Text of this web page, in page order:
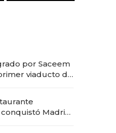
por Saceem
viaducto de
Madrid: